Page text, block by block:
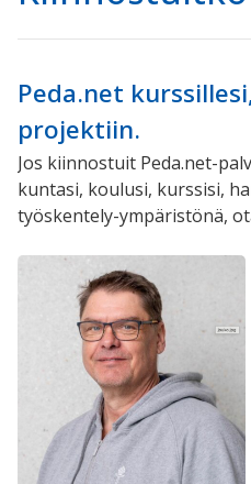
Peda.net
projektiin.
Jos kiinnostuit Peda.net-
kuntasi, koulusi, kurssisi,
työskentely-ympäristönä,